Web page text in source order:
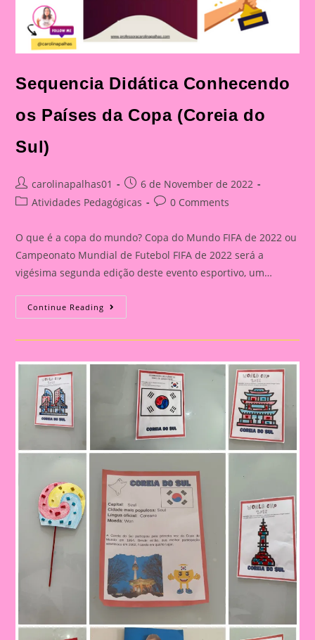
Sequencia Didática Conhecendo
os Países da Copa (Coreia do
Sul)
Post
author:
carolinapalhas01
Post
published:
6 de November de 2022
PostAtividades Pedagógicas
Post0 Comments
O que é a copa do mundo? Copa do Mundo FIFA de 2022 ou
Campeonato Mundial de Futebol FIFA de 2022 será a
vigésima segunda edição deste evento esportivo, um…
Continue Reading Sequencia
Didática
Os
Copa
(Coreia